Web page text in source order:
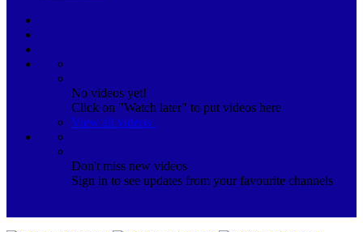
No videos yet!
Click on "Watch later" to put videos here
View all videos
Don't miss new videos
Sign in to see updates from your favourite channels